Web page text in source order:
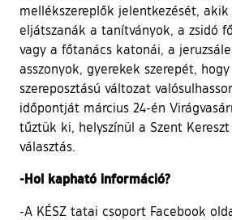
mellékszereplők jelentkezését, akik
eljátszanák a tanítványok, a zsidó
vagy a főtanács katonái, a
asszonyok, gyerekek szerepét,
szereposztású változat
időpontját március 24-én
tűztük ki, helyszínül a Szent
választás.
-Hol kapható információ?
-A KÉSZ tatai csoport Facebook